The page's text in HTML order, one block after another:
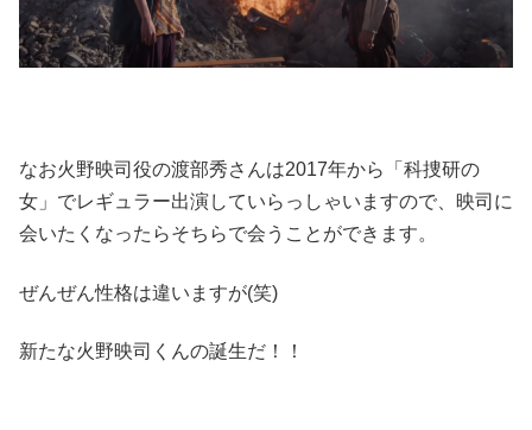
なお火野映司役の渡部秀さんは2017年から「科捜研の
女」でレギュラー出演していらっしゃいますので、映司に
会いたくなったらそちらで会うことができます。
ぜんぜん性格は違いますが(笑)
新たな火野映司くんの誕生だ！！